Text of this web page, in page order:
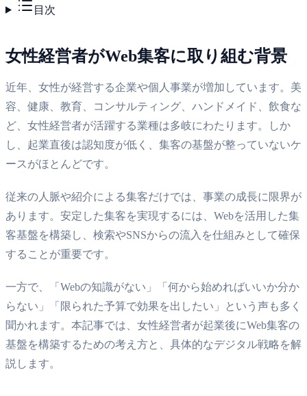
目次
女性経営者がWeb集客に取り組む背景
近年、女性が経営する企業や個人事業が増加しています。美
容、健康、教育、コンサルティング、ハンドメイド、飲食な
ど、女性経営者が活躍する業種は多岐にわたります。しか
し、起業直後は認知度が低く、集客の基盤が整っていないケ
ースがほとんどです。
従来の人脈や紹介による集客だけでは、事業の成長に限界が
あります。安定した集客を実現するには、Webを活用した集
客基盤を構築し、検索やSNSからの流入を仕組みとして確保
することが重要です。
一方で、「Webの知識がない」「何から始めればいいか分か
らない」「限られた予算で効果を出したい」という声も多く
聞かれます。本記事では、女性経営者が起業後にWeb集客の
基盤を構築するための考え方と、具体的なデジタル戦略を解
説します。